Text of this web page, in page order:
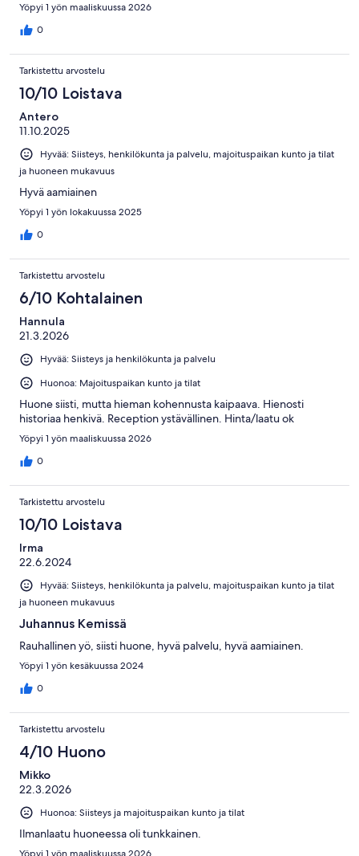
Yöpyi 1 yön maaliskuussa 2026
0
Tarkistettu arvostelu
10/10 Loistava
Antero
11.10.2025
Hyvää: Siisteys, henkilökunta ja palvelu, majoituspaikan kunto ja tilat
ja huoneen mukavuus
Hyvä aamiainen
Yöpyi 1 yön lokakuussa 2025
0
Tarkistettu arvostelu
6/10 Kohtalainen
Hannula
21.3.2026
Hyvää: Siisteys ja henkilökunta ja palvelu
Huonoa: Majoituspaikan kunto ja tilat
Huone siisti, mutta hieman kohennusta kaipaava. Hienosti
historiaa henkivä. Reception ystävällinen. Hinta/laatu ok
Yöpyi 1 yön maaliskuussa 2026
0
Tarkistettu arvostelu
10/10 Loistava
Irma
22.6.2024
Hyvää: Siisteys, henkilökunta ja palvelu, majoituspaikan kunto ja tilat
ja huoneen mukavuus
Juhannus Kemissä
Rauhallinen yö, siisti huone, hyvä palvelu, hyvä aamiainen.
Yöpyi 1 yön kesäkuussa 2024
0
Tarkistettu arvostelu
4/10 Huono
Mikko
22.3.2026
Huonoa: Siisteys ja majoituspaikan kunto ja tilat
Ilmanlaatu huoneessa oli tunkkainen.